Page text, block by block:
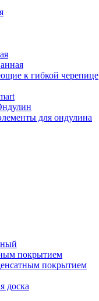
к гибкой черепице
для ондулина
покрытием
покрытием
доска